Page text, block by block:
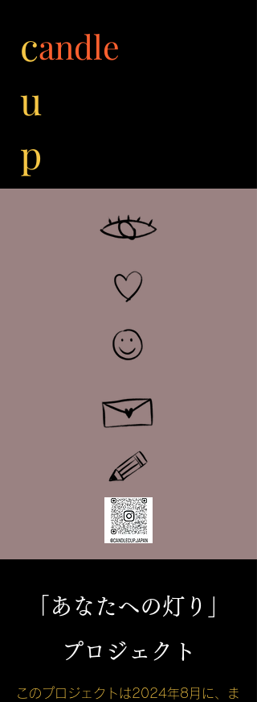
c
u
p
andle
「あなたへの灯り」
プロジェクト
このプロジェクトは2024年8月に、ま